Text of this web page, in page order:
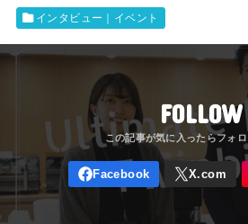
インタビュー｜イベント
FOLLOW